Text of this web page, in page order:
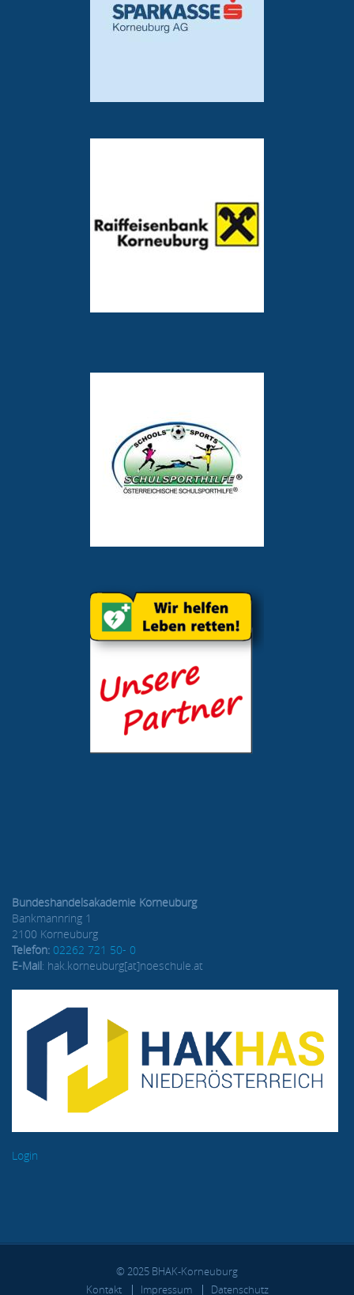
Bundeshandelsakademie Korneuburg
Bankmannring 1
2100 Korneuburg
Telefon: 02262 721 50- 0
E-Mail: hak.korneuburg[at]noeschule.at
Login
© 2025 BHAK-Korneuburg
FUSSBEREICHKontakt Impressum Datenschutz